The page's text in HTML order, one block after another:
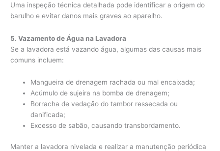
Uma inspeção técnica detalhada pode identificar a origem do
barulho e evitar danos mais graves ao aparelho.
5. Vazamento de Água na Lavadora
Se a lavadora está vazando água, algumas das causas mais
comuns incluem:
Mangueira de drenagem rachada ou mal encaixada;
Acúmulo de sujeira na bomba de drenagem;
Borracha de vedação do tambor ressecada ou
danificada;
Excesso de sabão, causando transbordamento.
Manter a lavadora nivelada e realizar a manutenção periódica